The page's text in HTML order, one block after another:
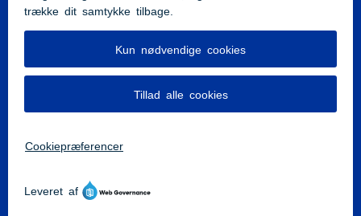
Region Syddanmark
Tilgængelighedserklæring